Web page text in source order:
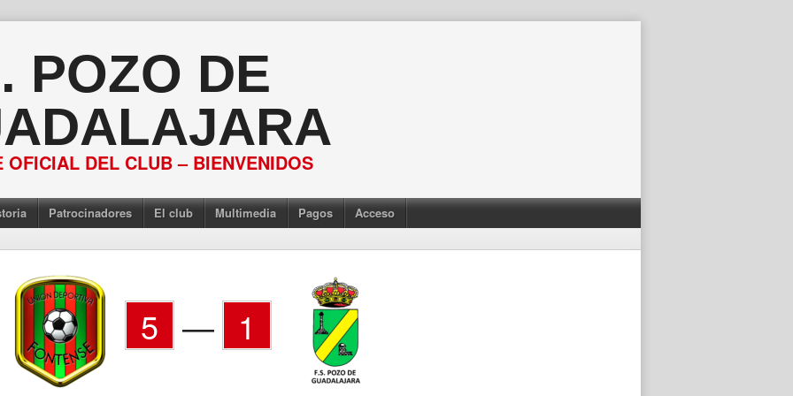
POZO DE
OFICIAL DEL CLUB – BIENVENIDOS
Patrocinadores El club Multimedia Pagos Acceso
5 — 1